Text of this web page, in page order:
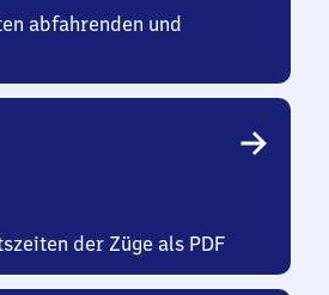
abfahrenden und
der Züge als PDF